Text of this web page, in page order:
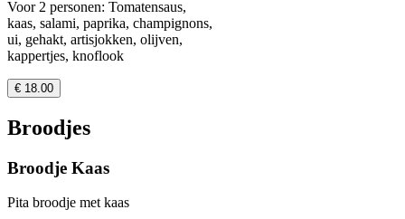
Voor 2 personen: Tomatensaus,
kaas, salami, paprika, champignons,
ui, gehakt, artisjokken, olijven,
kappertjes, knoflook
€ 18.00
Broodjes
Broodje Kaas
Pita broodje met kaas